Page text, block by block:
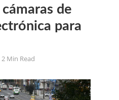
de
para
2 Min Read